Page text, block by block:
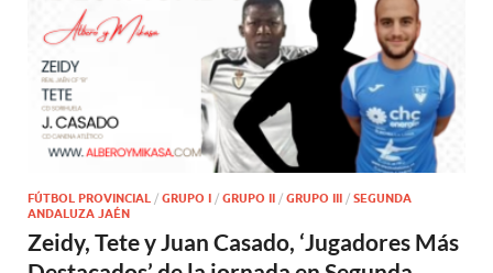
FÚTBOL PROVINCIAL / GRUPO I / GRUPO II / GRUPO III / SEGUNDA
ANDALUZA JAÉN
Zeidy, Tete y Juan Casado, ‘Jugadores Más